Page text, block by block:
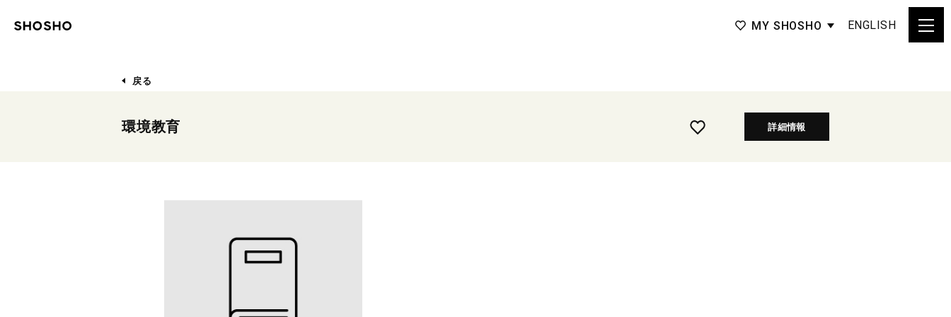
MY SHOSHO ENGLISH
戻る
環境教育 詳細情報